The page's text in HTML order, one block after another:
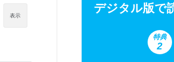
表示
デジタル版で
特典
2